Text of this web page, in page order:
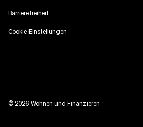
Barrierefreiheit
Cookie Einstellungen
© 2026 Wohnen und Finanzieren